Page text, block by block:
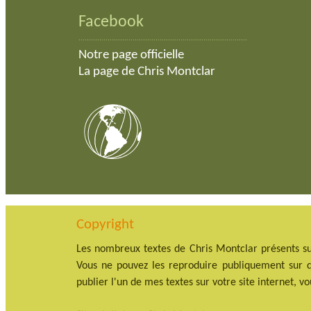
Facebook
.................................................................................
Notre page officielle
La page de Chris Montclar
Copyright
Les nombreux textes de Chris Montclar
Vous ne pouvez les reproduire publiquement
publier l'un de mes textes sur votre site internet,